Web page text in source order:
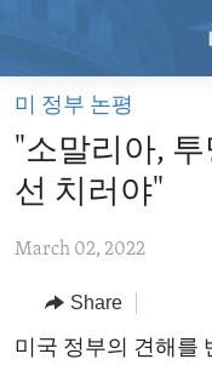
Skip
main
content
to
Navigation
Skip
HOME
VIDEO
REGIONS
AFRICA
AMERICAS
TOPICS
HUMAN RIGHTS
ARCHIVE
미 정부 논평
"소말리아,
선 치러야"
March 02, 2022
Share
미국 정부의 견해를